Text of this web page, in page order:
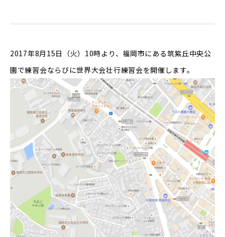
2017年8月15日（火）10時より、福岡市にある筑紫丘中央公
園で練習会ならびに世界大会壮行練習会を開催します。